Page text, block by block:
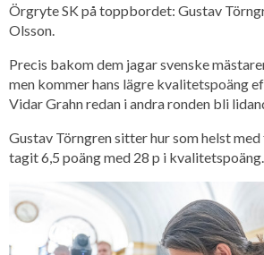
Örgryte SK på toppbordet: Gustav
Olsson.
Precis bakom dem jagar svenske
men kommer hans lägre kvalitetspoäng
Vidar Grahn redan i andra ronden bli
Gustav Törngren sitter hur som helst
tagit 6,5 poäng med 28 p i kvalitetspoäng.